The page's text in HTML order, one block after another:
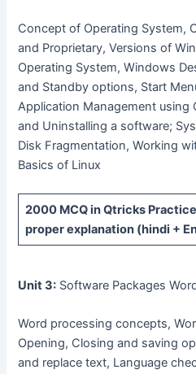
Concept of Operating System,
and Proprietary, Versions of
Operating System, Windows
and Standby options, Start
Application Management using
and Uninstalling a software;
Disk Fragmentation, Working
Basics of Linux
2000 MCQin Qtricks
proper explanation (hindi +
Unit 3: Software Packages
Word processing concepts,
Opening, Closing and saving
and replace text, Language